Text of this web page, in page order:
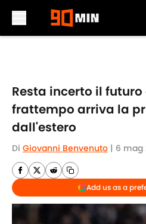
Resta incerto il futuro
frattempo arriva la
dall'estero
Di Giovanni Benvenuto | 6 mag
Add us as a